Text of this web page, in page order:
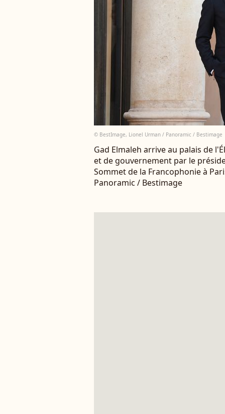
© BestImage, Lionel Urman / Panoramic / Bestimage
Gad Elmaleh arrive au palais de
et de gouvernement par le
Sommet de la Francophonie à
Panoramic / Bestimage